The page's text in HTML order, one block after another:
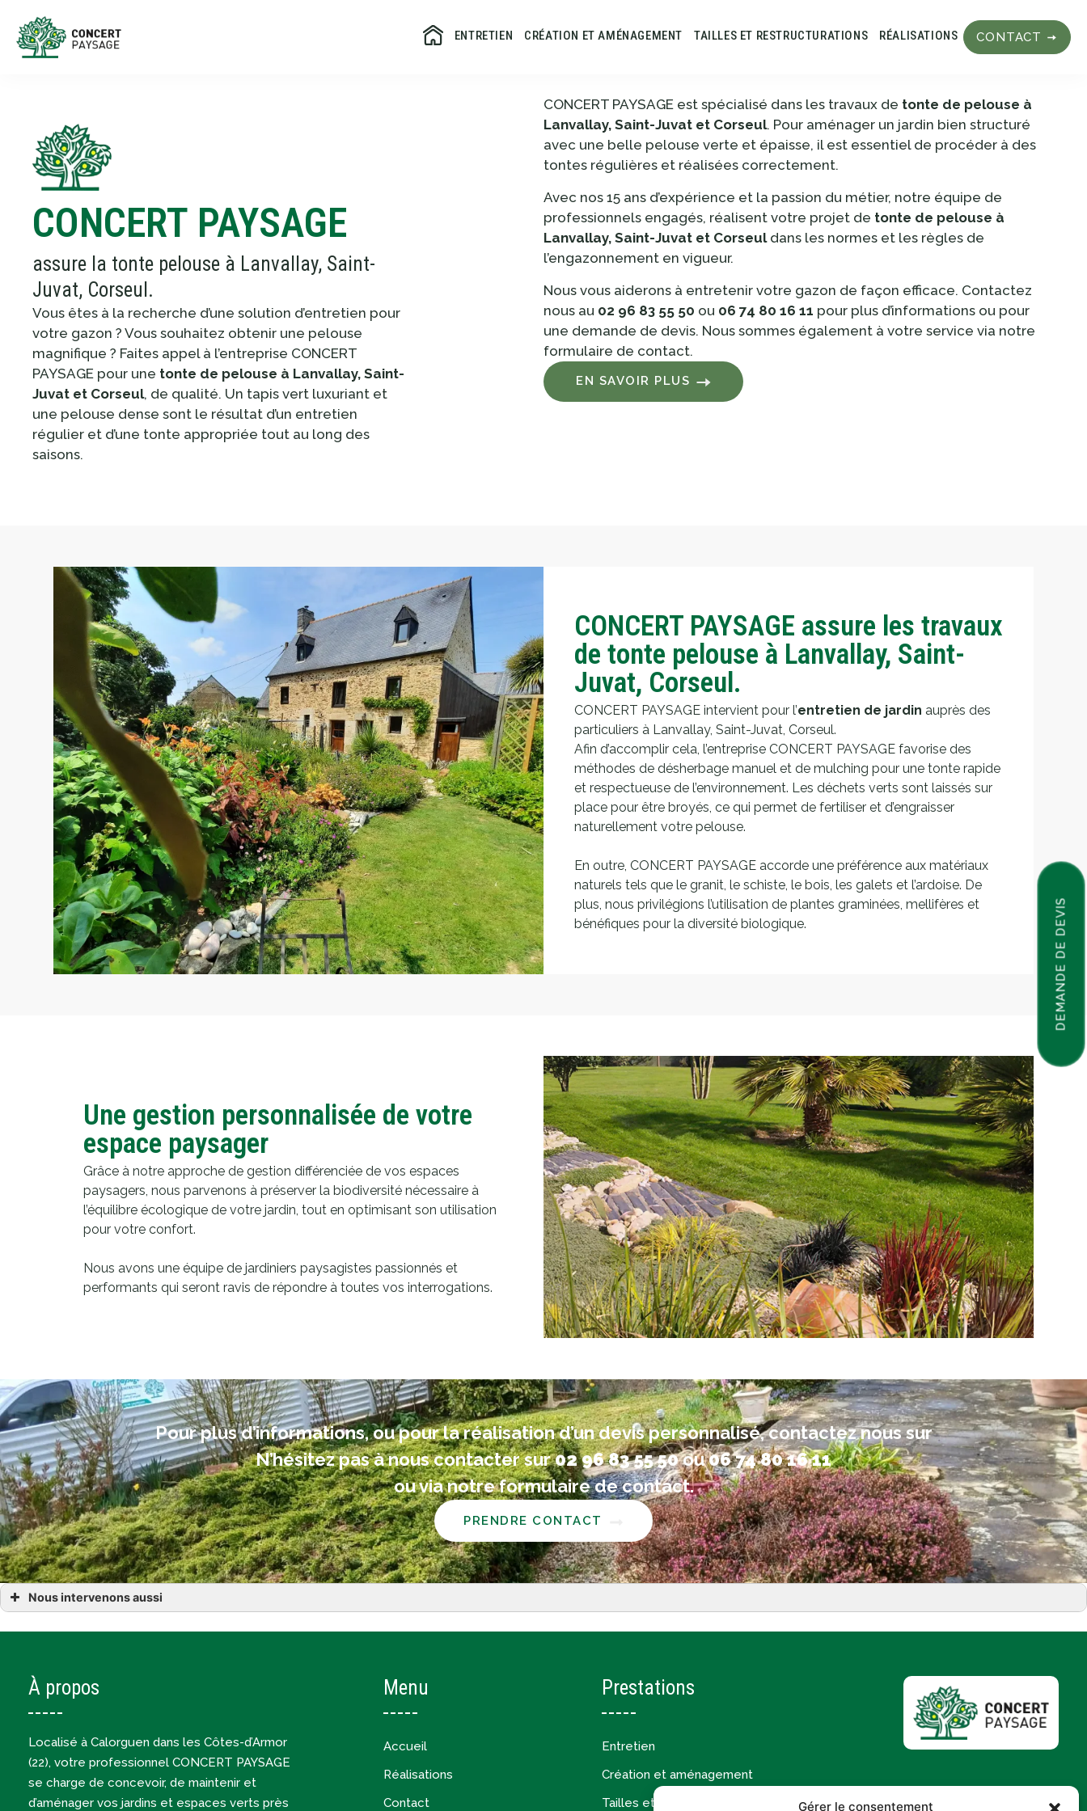
Gérer le consentement
ENTRETIEN CRÉATION ET AMÉNAGEMENT TAILLES ET RESTRUCTURATIONS RÉALISATIONS CONTACT
CONCERT PAYSAGE
assure la tonte pelouse à Lanvallay, Saint-
Juvat, Corseul.
Vous êtes à la recherche d’une solution d’entretien pour
votre gazon ? Vous souhaitez obtenir une pelouse
magnifique ? Faites appel à l’entreprise CONCERT
PAYSAGE pour une tonte de pelouse à Lanvallay, Saint-
Juvat et Corseul, de qualité. Un tapis vert luxuriant et
une pelouse dense sont le résultat d’un entretien
régulier et d’une tonte appropriée tout au long des
saisons.
CONCERT PAYSAGE est spécialisé dans les travaux de tonte de pelouse à
Lanvallay, Saint-Juvat et Corseul. Pour aménager un jardin bien structuré
avec une belle pelouse verte et épaisse, il est essentiel de procéder à des
tontes régulières et réalisées correctement.
Avec nos 15 ans d’expérience et la passion du métier, notre équipe de
professionnels engagés, réalisent votre projet de tonte de pelouse à
Lanvallay, Saint-Juvat et Corseuldans les normes et les règles de
l’engazonnement en vigueur.
Nous vous aiderons à entretenir votre gazon de façon efficace. Contactez
nous au 02 96 83 55 50 ou 06 74 80 16 11 pour plus d’informations ou pour
une demande de devis. Nous sommes également à votre service via notre
formulaire de contact.
EN SAVOIR PLUS
CONCERT PAYSAGE assure les travaux
de tonte pelouse à Lanvallay, Saint-
Juvat, Corseul.
CONCERT PAYSAGE intervient pour l’entretien de jardin auprès des
particuliers à Lanvallay, Saint-Juvat, Corseul.
Afin d’accomplir cela, l’entreprise CONCERT PAYSAGE favorise des
méthodes de désherbage manuel et de mulching pour une tonte rapide
et respectueuse de l’environnement. Les déchets verts sont laissés sur
place pour être broyés, ce qui permet de fertiliser et d’engraisser
naturellement votre pelouse.
En outre, CONCERT PAYSAGE accorde une préférence aux matériaux
naturels tels que le granit, le schiste, le bois, les galets et l’ardoise. De
plus, nous privilégions l’utilisation de plantes graminées, mellifères et
bénéfiques pour la diversité biologique.
Une gestion personnalisée de votre
espace paysager
Grâce à notre approche de gestion différenciée de vos espaces
paysagers, nous parvenons à préserver la biodiversité nécessaire à
l’équilibre écologique de votre jardin, tout en optimisant son utilisation
pour votre confort.
Nous avons une équipe de jardiniers paysagistes passionnés et
performants qui seront ravis de répondre à toutes vos interrogations.
Pour plus d’informations, ou pour la réalisation d’un devis personnalisé, contactez nous sur
N’hésitez pas à nous contacter sur02 96 83 55 50ou06 74 80 16 11
ou via notre formulaire de contact.
PRENDRE CONTACT
Nous intervenons aussi
À propos
Localisé à Calorguen dans les Côtes-d’Armor
(22), votre professionnel CONCERT PAYSAGE
se charge de concevoir, de maintenir et
d’aménager vos jardins et espaces verts près
Menu
Accueil
Réalisations
Contact
Prestations
Entretien
Création et aménagement
Tailles et restructurations
DEMANDE DE DEVIS